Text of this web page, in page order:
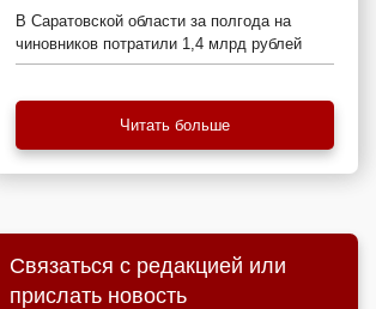
В Саратовской области за полгода на
чиновников потратили 1,4 млрд рублей
Читать больше
Связаться с редакцией или
прислать новость